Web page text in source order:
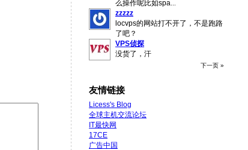
么操作呢比如spa
zzzzz
locvps的网站打不开了，不是跑路
了吧？
VPS侦探
没货了，汗
下一页 »
友情链接
Licess's Blog
全球主机交流论坛
IT最快网
17CE
广告中国